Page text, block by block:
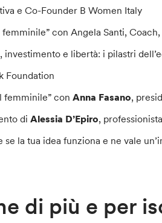
e Co-Founder B Women Italy
femminile” con Angela Santi,
investimento e libertà: i pilastri
Foundation
femminile” conAnna Fasano,
di Alessia D’Epiro,
la tua idea funziona e ne vale
di più e per